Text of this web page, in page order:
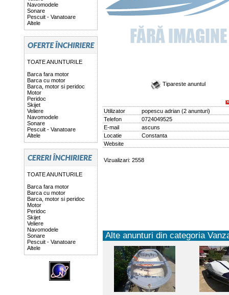
Navomodele
Sonare
Pescuit - Vanatoare
Altele
TOATE ANUNTURILE
Barca fara motor
Barca cu motor
Barca, motor si peridoc
Motor
Peridoc
Skijet
Veliere
Navomodele
Sonare
Pescuit - Vanatoare
Altele
TOATE ANUNTURILE
Barca fara motor
Barca cu motor
Barca, motor si peridoc
Motor
Peridoc
Skijet
Veliere
Navomodele
Sonare
Pescuit - Vanatoare
Altele
Tipareste anuntul
Utilizator popescu adrian(2 anunturi)
Telefon
0724049525
E-mail
ascuns
Locatie
Constanta
Website
Vizualizari: 2558
Alte anunturi din categoria